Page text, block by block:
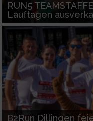
RUN5
Lauftagen
B2Run Dillingen